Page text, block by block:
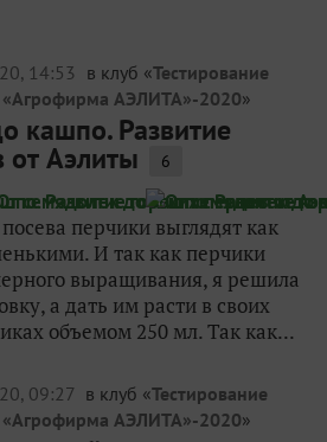
14:53 в клуб «Тестирование
АЭЛИТА»-2020»
кашпо. Развитие
от Аэлиты 6
перчики выглядят как
И так как перчики
выращивания, я решила
а дать им расти в своих
объемом 250 мл. Так как...
09:27 в клуб «Тестирование
АЭЛИТА»-2020»